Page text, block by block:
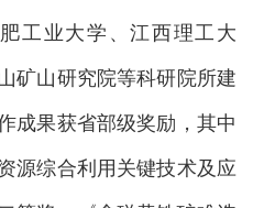
工业大学、江西理工大
矿山研究院等科研院所建
成果获省部级奖励，其中
源综合利用关键技术及应